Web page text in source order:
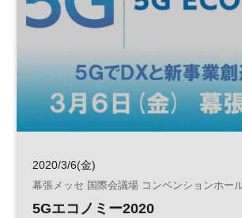
2020/3/6(金)
幕張メッセ 国際会議場 コンベンションホー
5Gエコノミー2020